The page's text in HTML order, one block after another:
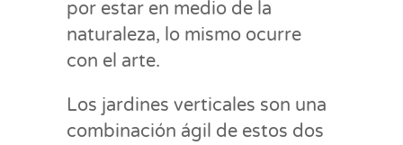
por estar en medio de la
naturaleza, lo mismo ocurre
con el arte.
Los jardines verticales son una
combinación ágil de estos dos